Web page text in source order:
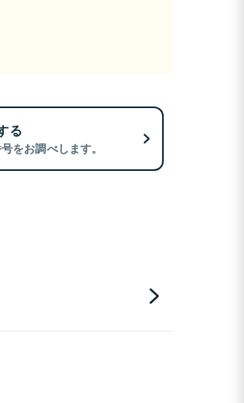
る
をお調べします。